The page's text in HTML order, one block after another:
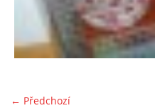
HISTORIE 2022
← Předchozí